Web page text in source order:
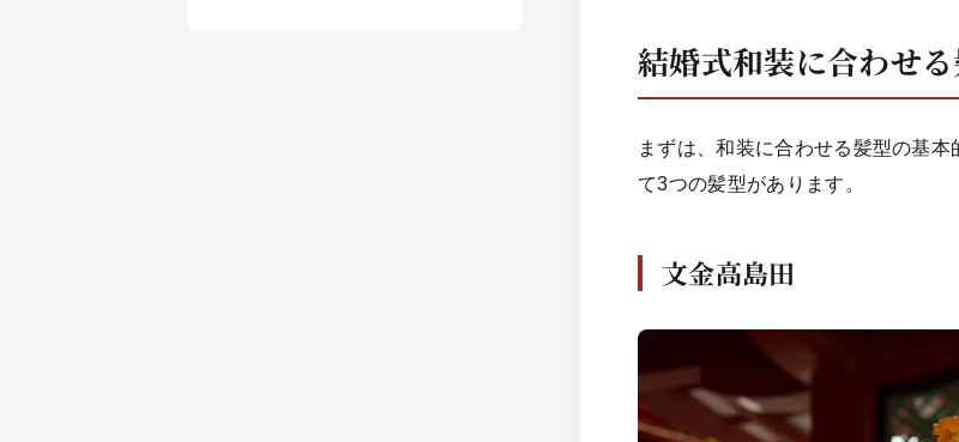
結婚式和装に合わせ
まずは、和装に合わせる髪型の基
て3つの髪型があります。
文金高島田